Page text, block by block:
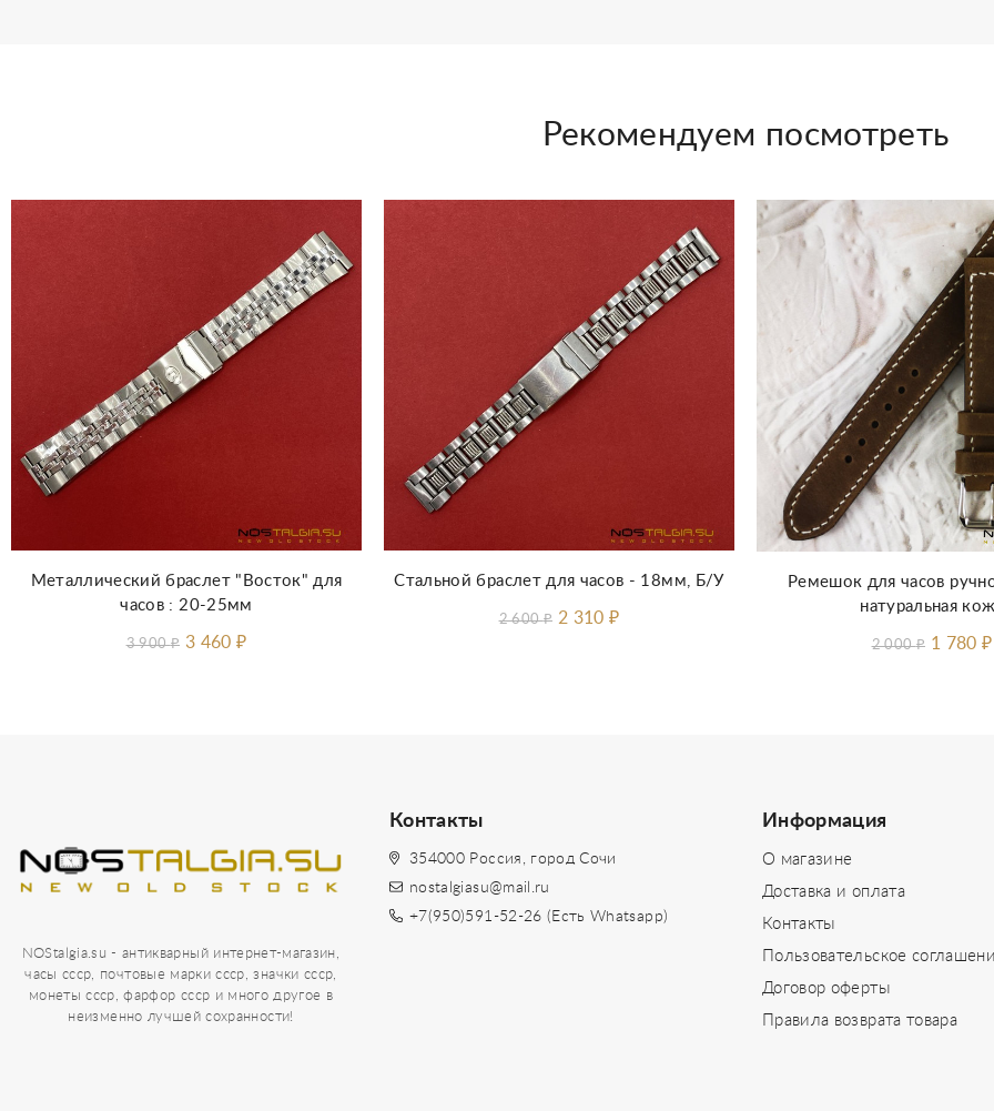
Рекомендуем посмотреть
Металлический браслет "Восток" для
часов : 20-25мм
3 900₽ 3 460₽
Стальной браслет для часов - 18мм, Б/У
2 600₽ 2 310₽
Ремешок для часов
натуральная
2 000₽ 1 780₽
NOStalgia.su - антикварный интернет-магазин,
часы ссср, почтовые марки ссср, значки ссср,
монеты ссср, фарфор ссср и много другое в
неизменно лучшей сохранности!
Контакты
354000 Россия, город Сочи
nostalgiasu@mail.ru
+7(950)591-52-26 (Есть Whatsapp)
Информация
О магазине
Доставка и оплата
Контакты
Пользовательское
Договор оферты
Правила возврата товара